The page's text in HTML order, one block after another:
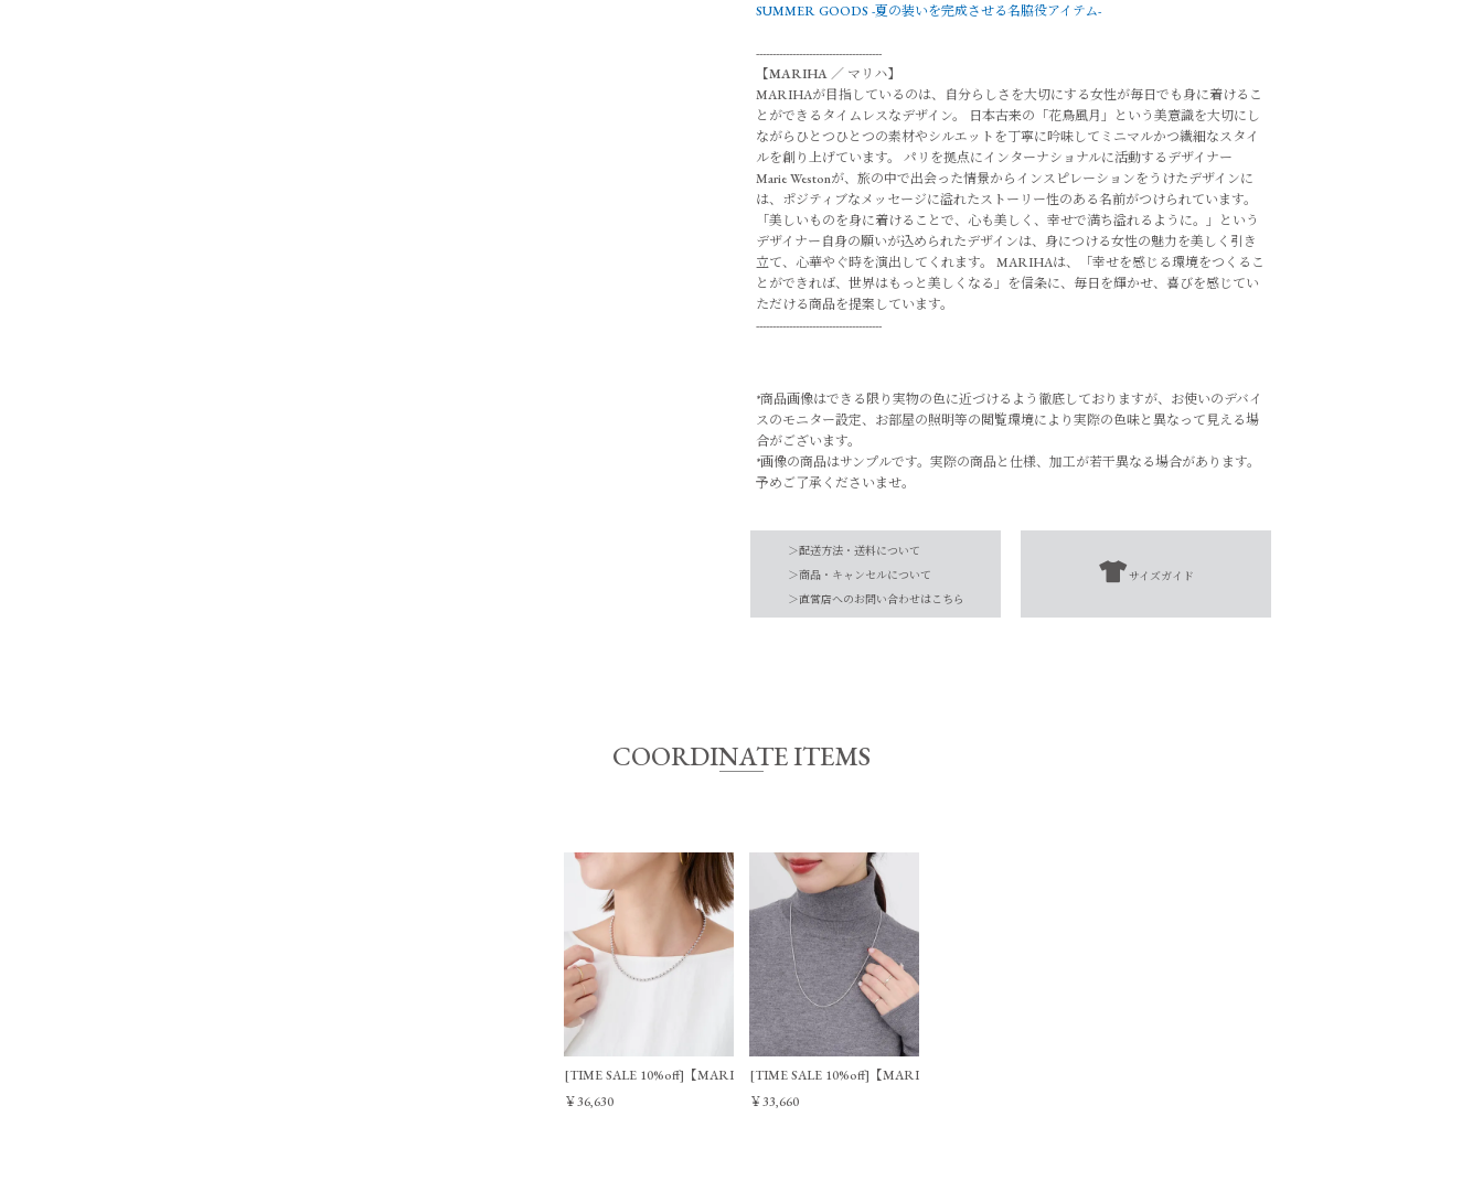
SUMMER GOODS -夏の装いを完成させる名脇役アイテム-
--------------------------------------
【MARIHA ／ マリハ】
MARIHAが目指しているのは、自分らしさを大切にする女性が毎日でも身に着けるこ
とができるタイムレスなデザイン。 日本古来の「花鳥風月」という美意識を大切にし
ながらひとつひとつの素材やシルエットを丁寧に吟味してミニマルかつ繊細なスタイ
ルを創り上げています。 パリを拠点にインターナショナルに活動するデザイナー
Marie Westonが、旅の中で出会った情景からインスピレーションをうけたデザインに
は、ポジティブなメッセージに溢れたストーリー性のある名前がつけられています。
「美しいものを身に着けることで、心も美しく、幸せで満ち溢れるように。」という
デザイナー自身の願いが込められたデザインは、身につける女性の魅力を美しく引き
立て、心華やぐ時を演出してくれます。 MARIHAは、「幸せを感じる環境をつくるこ
とができれば、世界はもっと美しくなる」を信条に、毎日を輝かせ、喜びを感じてい
ただける商品を提案しています。
--------------------------------------
*商品画像はできる限り実物の色に近づけるよう徹底しておりますが、お使いのデバイ
スのモニター設定、お部屋の照明等の閲覧環境により実際の色味と異なって見える場
合がございます。
*画像の商品はサンプルです。実際の商品と仕様、加工が若干異なる場合があります。
予めご了承くださいませ。
品番
0325110032
SV925 (ロジウムコーティング）
-
【お届け希望日につきまして】
＞配送方法・送料について
＞商品・キャンセルについて
＞直営店へのお問い合わせはこちら
サイズガイド
COORDINATE ITEMS
[TIME SALE 10%off]【MARIHA】Silent Rain ボールチェーンネックレス M 40cm/0325110027
￥36,630
[TIME SALE 10%off]【MARIHA】Silemt Rain ポップコーンチェーンS 60cm/0325110029
￥33,660